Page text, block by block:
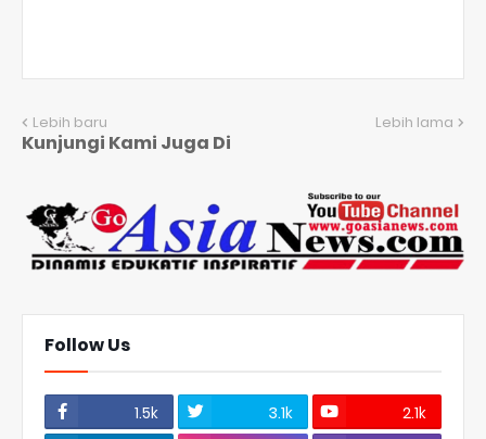
Lebih baru Lebih lama
Kunjungi Kami Juga Di
Follow Us
1.5k 3.1k
2.1k